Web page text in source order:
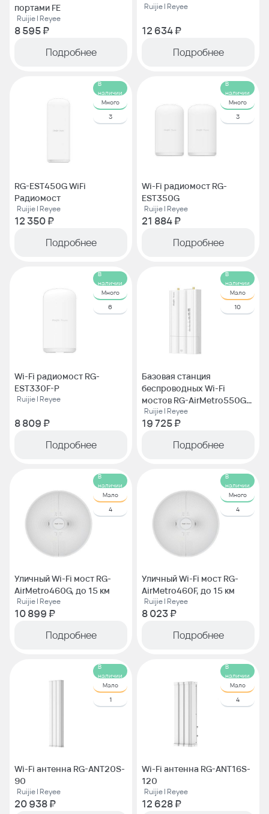
портами FE
Ruijie | Reyee
8 595 ₽
Подробнее
Ruijie | Reyee
12 634 ₽
Подробнее
В
наличии
Много
3
RG-EST450G WiFi
Радиомост
Ruijie | Reyee
12 350 ₽
Подробнее
В
наличии
Много
3
Wi-Fi радиомост RG-
EST350G
Ruijie | Reyee
21 884 ₽
Подробнее
В
наличии
Много
6
Wi-Fi радиомост RG-
EST330F-P
Ruijie | Reyee
8 809 ₽
Подробнее
В
наличии
Мало
10
Базовая станция
беспроводных Wi-Fi
мостов RG-AirMetro550G-
B
Ruijie | Reyee
19 725 ₽
Подробнее
В
наличии
Мало
4
Уличный Wi-Fi мост RG-
AirMetro460G, до 15 км
Ruijie | Reyee
10 899 ₽
Подробнее
В
наличии
Много
4
Уличный Wi-Fi мост RG-
AirMetro460F, до 15 км
Ruijie | Reyee
8 023 ₽
Подробнее
В
наличии
Мало
1
Wi-Fi антенна RG-ANT20S-
90
Ruijie | Reyee
20 938 ₽
В
наличии
Мало
4
Wi-Fi антенна RG-ANT16S-
120
Ruijie | Reyee
12 628 ₽